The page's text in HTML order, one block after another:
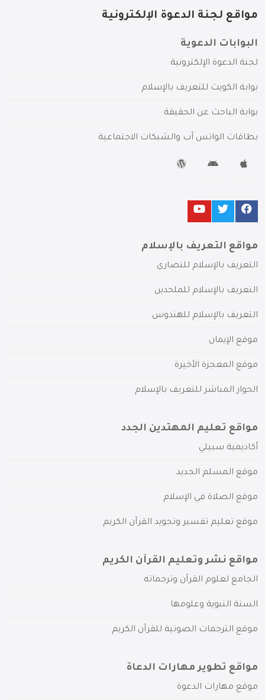
مواقع لجنة الدعوة الإلكترونية
البوابات الدعوية
لجنة الدعوة الإلكترونية
بوابة الكويت للتعريف بالإسلام
بوابة الباحث عن الحقيقة
بطاقات الواتس آب والشبكات الاجتماعية
مواقع التعريف بالإسلام
التعريف بالإسلام للنصارى
التعريف بالإسلام للملحدين
التعريف بالإسلام للهندوس
موقع الإيمان
موقع المعجزة الأخيرة
الحوار المباشر للتعريف بالإسلام
مواقع تعليم المهتدين الجدد
أكاديمية سبيلي
موقع المسلم الجديد
موقع الصلاة في الإسلام
موقع تعليم تفسير وتجويد القرآن الكريم
مواقع نشر وتعليم القرآن الكريم
الجامع لعلوم القرآن وترجماته
السنة النبوية وعلومها
موقع الترجمات الصوتية للقرآن الكريم
مواقع تطوير مهارات الدعاة
موقع مهارات الدعوة